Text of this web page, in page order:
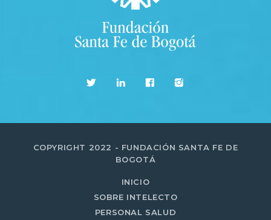
COPYRIGHT 2022 - FUNDACIÓN SANTA FE DE
BOGOTÁ
INICIO
SOBRE INTELECTO
PERSONAL SALUD